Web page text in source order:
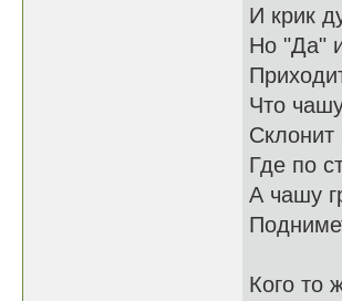
И крик
Но "Да"
Что
Склонит
Где по
А чашу
Кого то